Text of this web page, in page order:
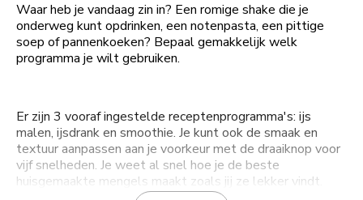
Waar heb je vandaag zin in? Een romige shake die je
onderweg kunt opdrinken, een notenpasta, een pittige
soep of pannenkoeken? Bepaal gemakkelijk welk
programma je wilt gebruiken.
Er zijn 3 vooraf ingestelde receptenprogramma's: ijs
malen, ijsdrank en smoothie. Je kunt ook de smaak en
textuur aanpassen aan je voorkeur met de draaiknop voor
vijf snelheden. Je weet al snel hoe je de beste
huisgemaakte mengels maakt zoals jij ze lekker vindt.